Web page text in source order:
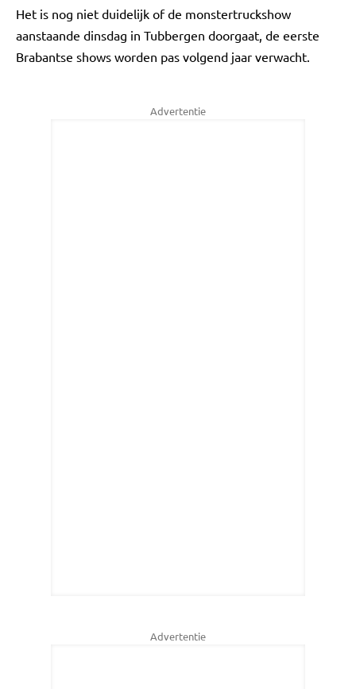
Het is nog niet duidelijk of de monstertruckshow
aanstaande dinsdag in Tubbergen doorgaat, de eerste
Brabantse shows worden pas volgend jaar verwacht.
Advertentie
Advertentie